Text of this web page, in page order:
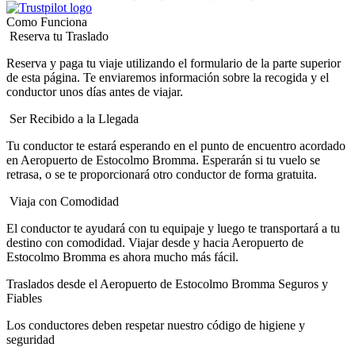
Como Funciona
Reserva tu Traslado
Reserva y paga tu viaje utilizando el formulario de la parte superior
de esta página. Te enviaremos información sobre la recogida y el
conductor unos días antes de viajar.
Ser Recibido a la Llegada
Tu conductor te estará esperando en el punto de encuentro acordado
en Aeropuerto de Estocolmo Bromma. Esperarán si tu vuelo se
retrasa, o se te proporcionará otro conductor de forma gratuita.
Viaja con Comodidad
El conductor te ayudará con tu equipaje y luego te transportará a tu
destino con comodidad. Viajar desde y hacia Aeropuerto de
Estocolmo Bromma es ahora mucho más fácil.
Traslados desde el Aeropuerto de Estocolmo Bromma Seguros y
Fiables
Los conductores deben respetar nuestro código de higiene y
seguridad